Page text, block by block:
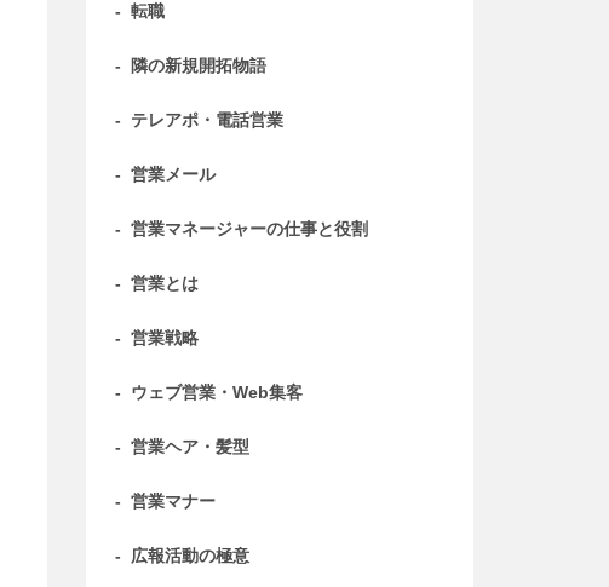
- 転職
- 隣の新規開拓物語
- テレアポ・電話営業
- 営業メール
- 営業マネージャーの仕事と役割
- 営業とは
- 営業戦略
- ウェブ営業・Web集客
- 営業ヘア・髪型
- 営業マナー
- 広報活動の極意